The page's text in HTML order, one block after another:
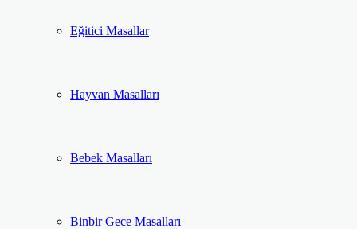
Eğitici Masallar
Hayvan Masalları
Bebek Masalları
Binbir Gece Masalları